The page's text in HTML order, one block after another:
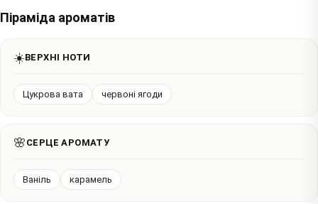
Піраміда ароматів
☀️ВЕРХНІ НОТИ
Цукрова вата червоні ягоди
🌸 СЕРЦЕ АРОМАТУ
Ваніль карамель